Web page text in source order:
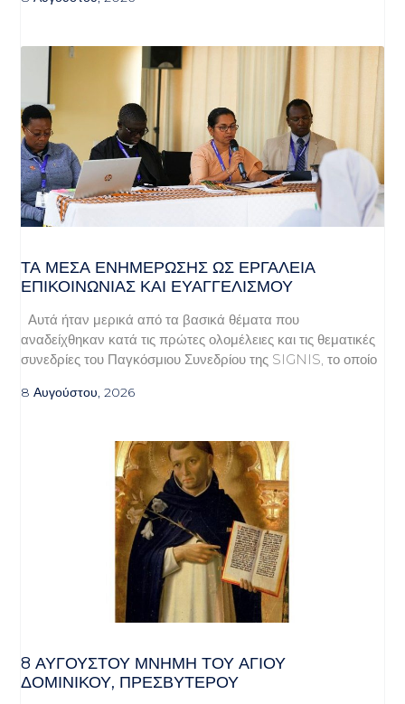
ΤΑ ΜΈΣΑ ΕΝΗΜΈΡΩΣΗΣ ΩΣ ΕΡΓΑΛΕΊΑ
ΕΠΙΚΟΙΝΩΝΊΑΣ ΚΑΙ ΕΥΑΓΓΕΛΙΣΜΟΎ
Αυτά ήταν μερικά από τα βασικά θέματα που
αναδείχθηκαν κατά τις πρώτες ολομέλειες και τις θεματικές
συνεδρίες του Παγκόσμιου Συνεδρίου της SIGNIS, το οποίο
8 Αυγούστου, 2026
8 ΑΥΓΟΥΣΤΟΥ ΜΝΗΜΗ ΤΟΥ ΑΓΙΟΥ
ΔΟΜΙΝΙΚΟΥ, ΠΡΕΣΒΥΤΕΡΟΥ